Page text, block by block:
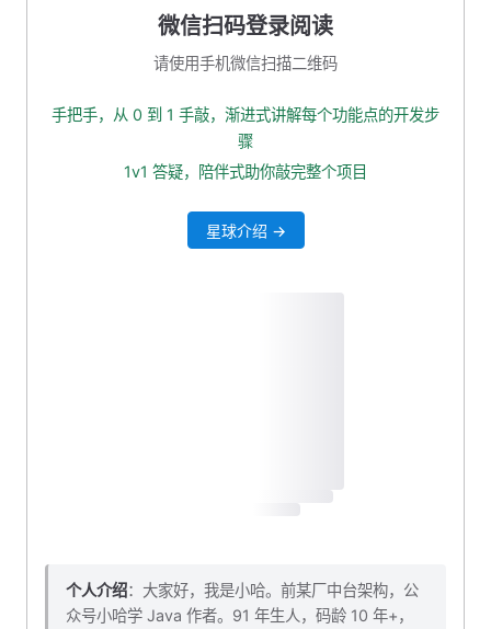
令牌桶算法的工作原理：
添加依赖
RateLimiter 使用
微信扫码登录阅读
请使用手机微信扫描二维码
手把手，从 0 到 1 手敲，渐进式讲解每个功能点的开发步
骤
1v1 答疑，陪伴式助你敲完整个项目
星球介绍 →
个人介绍：大家好，我是小哈。前某厂中台架构，公
众号小哈学 Java 作者。91 年生人，码龄 10 年+，